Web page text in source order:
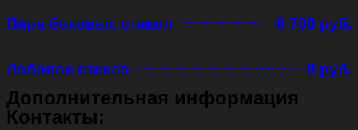
Пара боковых стекол 6 700 руб.
Лобовое стекло 0 руб.
Дополнительная информация
Контакты: